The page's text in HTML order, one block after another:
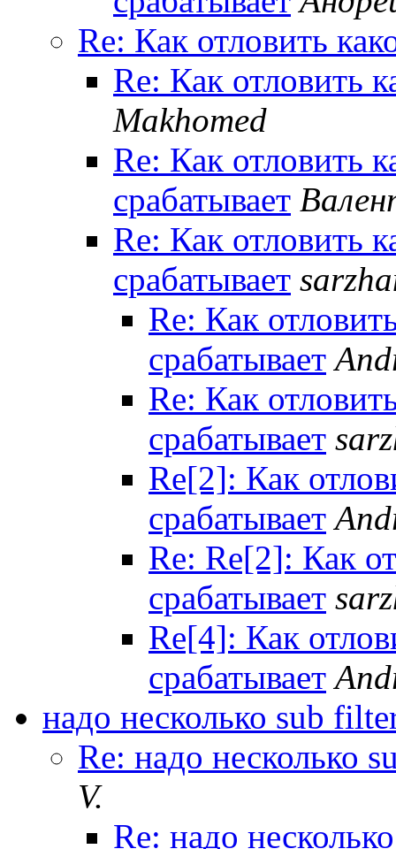
Re: Как отловить
Re: Как отловить
Makhomed
Re: Как отловить
срабатывает
Re: Как отловить
срабатывает
Re: Как
срабатывает
Re: Как
срабатывает
Re[2]: Как
срабатывает
Re: Re[2]: Как
срабатывает
Re[4]: Как
срабатывает
надо несколько sub
Re: надо несколько
V.
Re: надо